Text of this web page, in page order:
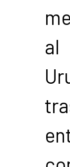
al